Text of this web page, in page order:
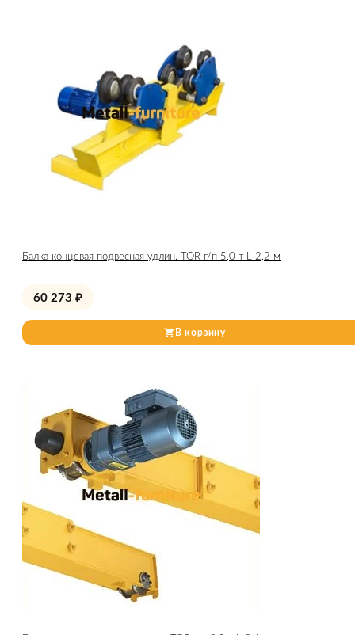
Балка концевая подвесная удлин. TOR г/п 5,0 т L 2,2 м
60 273 ₽
В корзину